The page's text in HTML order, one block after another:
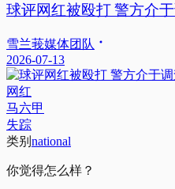
球评网红被殴打 警方介
雪兰莪媒体团队
2026-07-13
网红
马六甲
失踪
类别 national
你觉得怎么样？